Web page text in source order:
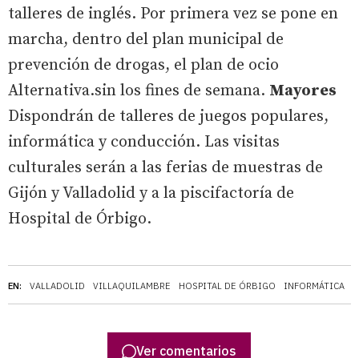
EN: VALLADOLID VILLAQUILAMBRE HOSPITAL DE ÓRBIGO INFORMÁTICA
talleres de inglés. Por primera vez se pone en
marcha, dentro del plan municipal de
prevención de drogas, el plan de ocio
Alternativa.sin los fines de semana. Mayores
Dispondrán de talleres de juegos populares,
informática y conducción. Las visitas
culturales serán a las ferias de muestras de
Gijón y Valladolid y a la piscifactoría de
Hospital de Órbigo.
Ver comentarios